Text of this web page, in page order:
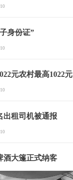
身份证”
元农村最高1022元
出租司机被通报
酒大篷正式纳客